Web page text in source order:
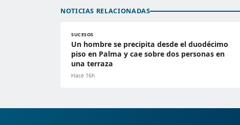
NOTICIAS RELACIONADAS
SUCESOS
Un hombre se precipita desde el duodécimo
piso en Palma y cae sobre dos personas en
una terraza
Hace 16h